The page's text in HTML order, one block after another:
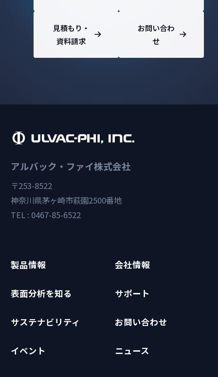
見積もり・
資料請求
お問い合わ
せ
アルバック・ファイ株式会社
〒253-8522
神奈川県茅ヶ崎市萩園2500番地
TEL : 0467-85-6522
製品情報 会社情報
表面分析を知る サポート
サステナビリティ お問い合わせ
イベント ニュース